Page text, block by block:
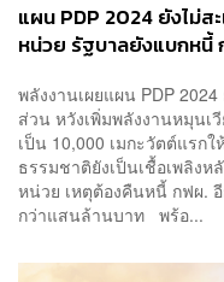
แผน PDP 2024 ยังไม่ส
หน่วย รัฐบาลยังแบกหนี้
พลังงานเผยแผน PDP
ส่วน หวังเพิ่มพลังงานหมุน
เป็น 10,000 เมกะวัตต์แรก
ธรรมชาติยังเป็นเชื้อเพลิงห
หน่วย เหตุต้องคืนหนี้ กฟผ.
กว่าแสนล้านบาท พร้อ...